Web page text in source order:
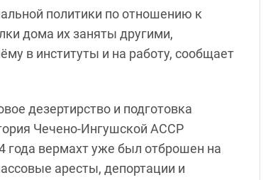
политики по отношению к
дома их заняты другими,
в институты и на работу, сообщает
дезертирство и подготовка
Чечено-Ингушской АССР
года вермахт уже был отброшен на
аресты, депортации и